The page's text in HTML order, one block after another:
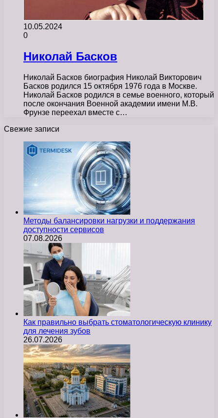
10.05.2024
0
Николай Басков
Николай Басков биография Николай Викторович
Басков родился 15 октября 1976 года в Москве.
Николай Басков родился в семье военного, который
после окончания Военной академии имени М.В.
Фрунзе переехал вместе с…
Свежие записи
Методы балансировки нагрузки и поддержания
доступности сервисов
07.08.2026
Как правильно выбрать стоматологическую клинику
для лечения зубов
26.07.2026